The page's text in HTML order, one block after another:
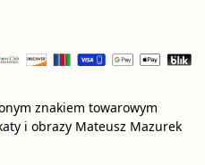
znakiem towarowym
i obrazy Mateusz Mazurek